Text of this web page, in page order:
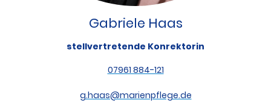
Gabriele Haas
stellvertretende Konrektorin
07961 884-121
g.haas@marienpflege.de